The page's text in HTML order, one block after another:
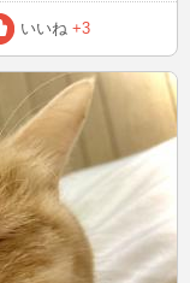
いいね +3